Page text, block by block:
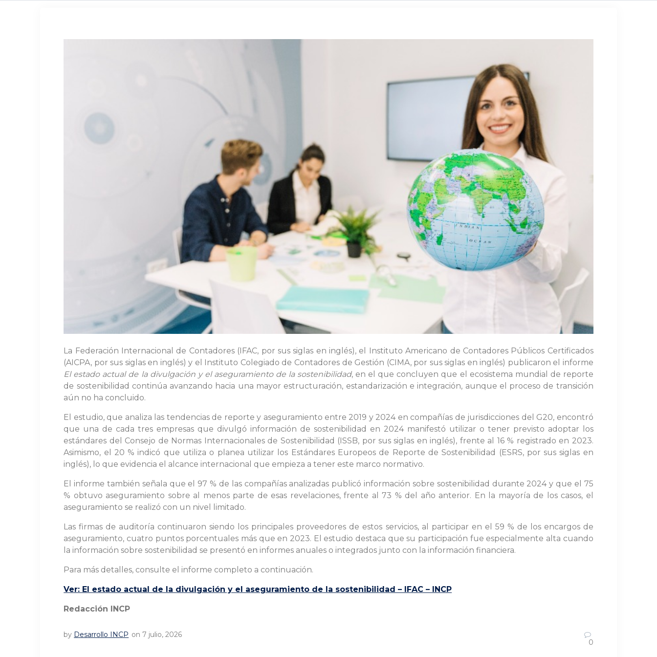
La Federación Internacional de Contadores (IFAC, por sus siglas en inglés), el Instituto Americano de Contadores Públicos Certificados
(AICPA, por sus siglas en inglés) y el Instituto Colegiado de Contadores de Gestión (CIMA, por sus siglas en inglés) publicaron el informe
El estado actual de la divulgación y el aseguramiento de la sostenibilidad, en el que concluyen que el ecosistema mundial de reporte
de sostenibilidad continúa avanzando hacia una mayor estructuración, estandarización e integración, aunque el proceso de transición
aún no ha concluido.
El estudio, que analiza las tendencias de reporte y aseguramiento entre 2019 y 2024 en compañías de jurisdicciones del G20, encontró
que una de cada tres empresas que divulgó información de sostenibilidad en 2024 manifestó utilizar o tener previsto adoptar los
estándares del Consejo de Normas Internacionales de Sostenibilidad (ISSB, por sus siglas en inglés), frente al 16 % registrado en 2023.
Asimismo, el 20 % indicó que utiliza o planea utilizar los Estándares Europeos de Reporte de Sostenibilidad (ESRS, por sus siglas en
inglés), lo que evidencia el alcance internacional que empieza a tener este marco normativo.
El informe también señala que el 97 % de las compañías analizadas publicó información sobre sostenibilidad durante 2024 y que el 75
% obtuvo aseguramiento sobre al menos parte de esas revelaciones, frente al 73 % del año anterior. En la mayoría de los casos, el
aseguramiento se realizó con un nivel limitado.
Las firmas de auditoría continuaron siendo los principales proveedores de estos servicios, al participar en el 59 % de los encargos de
aseguramiento, cuatro puntos porcentuales más que en 2023. El estudio destaca que su participación fue especialmente alta cuando
la información sobre sostenibilidad se presentó en informes anuales o integrados junto con la información financiera.
Para más detalles, consulte el informe completo a continuación.
Ver: El estado actual de la divulgación y el aseguramiento de la sostenibilidad – IFAC – INCP
Redacción INCP
by Desarrollo INCP on 7 julio, 2026
0